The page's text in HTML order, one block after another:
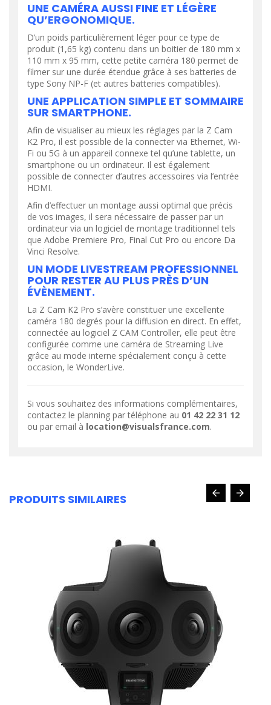
UNE CAMÉRA AUSSI FINE ET LÉGÈRE
QU’ERGONOMIQUE.
D’un poids particulièrement léger pour ce type de
produit (1,65 kg) contenu dans un boitier de 180 mm x
110 mm x 95 mm, cette petite caméra 180 permet de
filmer sur une durée étendue grâce à ses batteries de
type Sony NP-F (et autres batteries compatibles).
UNE APPLICATION SIMPLE ET SOMMAIRE
SUR SMARTPHONE.
Afin de visualiser au mieux les réglages par la Z Cam
K2 Pro, il est possible de la connecter via Ethernet, Wi-
Fi ou 5G à un appareil connexe tel qu’une tablette, un
smartphone ou un ordinateur. Il est également
possible de connecter d’autres accessoires via l’entrée
HDMI.
Afin d’effectuer un montage aussi optimal que précis
de vos images, il sera nécessaire de passer par un
ordinateur via un logiciel de montage traditionnel tels
que Adobe Premiere Pro, Final Cut Pro ou encore Da
Vinci Resolve.
UN MODE LIVESTREAM PROFESSIONNEL
POUR RESTER AU PLUS PRÈS D’UN
ÉVÈNEMENT.
La Z Cam K2 Pro s’avère constituer une excellente
caméra 180 degrés pour la diffusion en direct. En effet,
connectée au logiciel Z CAM Controller, elle peut être
configurée comme une caméra de Streaming Live
grâce au mode interne spécialement conçu à cette
occasion, le WonderLive.
Si vous souhaitez des informations complémentaires,
contactez le planning par téléphone au 01 42 22 31 12
ou par email à location@visualsfrance.com.
PRODUITS SIMILAIRES